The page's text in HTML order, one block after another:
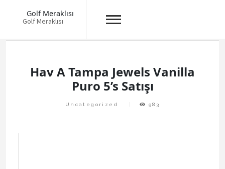
Golf Meraklısı
Golf Meraklısı
Hav A Tampa Jewels Vanilla
Puro 5’s Satışı
Uncategorized 983